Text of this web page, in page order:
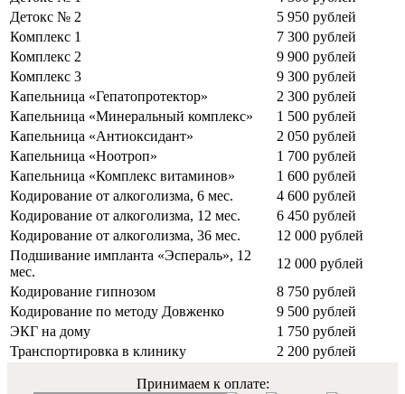
Детокс № 2
5 950 рублей
Комплекс 1
7 300 рублей
Комплекс 2
9 900 рублей
Комплекс 3
9 300 рублей
Капельница «Гепатопротектор»
2 300 рублей
Капельница «Минеральный комплекс»
1 500 рублей
Капельница «Антиоксидант»
2 050 рублей
Капельница «Ноотроп»
1 700 рублей
Капельница «Комплекс витаминов»
1 600 рублей
Кодирование от алкоголизма, 6 мес.
4 600 рублей
Кодирование от алкоголизма, 12 мес.
6 450 рублей
Кодирование от алкоголизма, 36 мес.
12 000 рублей
Подшивание импланта «Эспераль», 12
мес.
12 000 рублей
Кодирование гипнозом
8 750 рублей
Кодирование по методу Довженко
9 500 рублей
ЭКГ на дому
1 750 рублей
Транспортировка в клинику
2 200 рублей
Принимаем к оплате: